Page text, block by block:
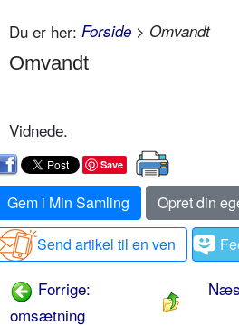
Du er her: Forside > Omvandt
Omvandt
Vidnede.
Save
Gem i Min Samling
Opret din
Send artikel til en ven
Forrige:
omsætning